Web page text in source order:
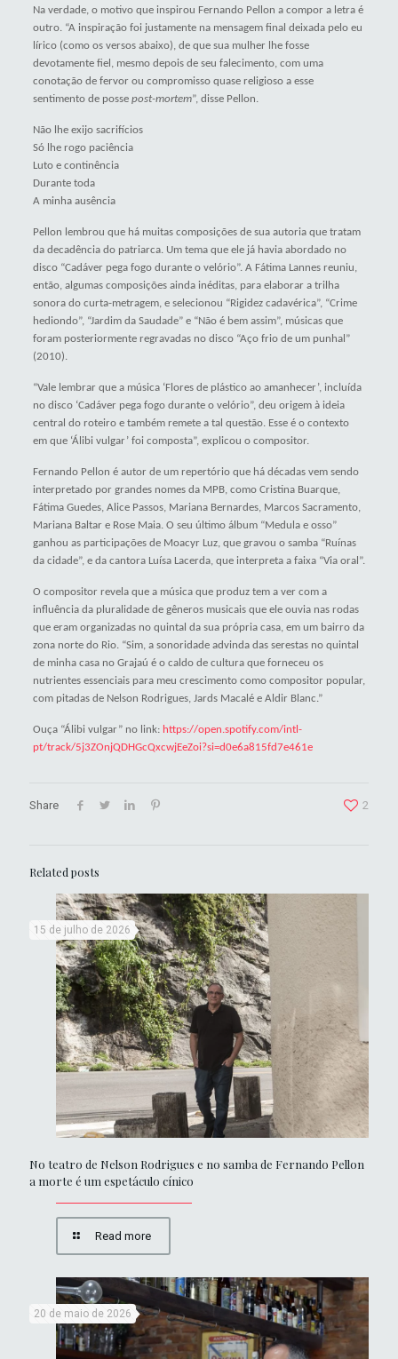
Na verdade, o motivo que inspirou Fernando Pellon a compor a letra é
outro. “A inspiração foi justamente na mensagem final deixada pelo eu
lírico (como os versos abaixo), de que sua mulher lhe fosse
devotamente fiel, mesmo depois de seu falecimento, com uma
conotação de fervor ou compromisso quase religioso a esse
sentimento de posse post-mortem”, disse Pellon.
Não lhe exijo sacrifícios
Só lhe rogo paciência
Luto e continência
Durante toda
A minha ausência
Pellon lembrou que há muitas composições de sua autoria que tratam
da decadência do patriarca. Um tema que ele já havia abordado no
disco “Cadáver pega fogo durante o velório”. A Fátima Lannes reuniu,
então, algumas composições ainda inéditas, para elaborar a trilha
sonora do curta-metragem, e selecionou “Rigidez cadavérica”, “Crime
hediondo”, “Jardim da Saudade” e “Não é bem assim”, músicas que
foram posteriormente regravadas no disco “Aço frio de um punhal”
(2010).
“Vale lembrar que a música ‘Flores de plástico ao amanhecer’, incluída
no disco ‘Cadáver pega fogo durante o velório”, deu origem à ideia
central do roteiro e também remete a tal questão. Esse é o contexto
em que ‘Álibi vulgar’ foi composta”, explicou o compositor.
Fernando Pellon é autor de um repertório que há décadas vem sendo
interpretado por grandes nomes da MPB, como Cristina Buarque,
Fátima Guedes, Alice Passos, Mariana Bernardes, Marcos Sacramento,
Mariana Baltar e Rose Maia. O seu último álbum “Medula e osso”
ganhou as participações de Moacyr Luz, que gravou o samba “Ruínas
da cidade”, e da cantora Luísa Lacerda, que interpreta a faixa “Via oral”.
O compositor revela que a música que produz tem a ver com a
influência da pluralidade de gêneros musicais que ele ouvia nas rodas
que eram organizadas no quintal da sua própria casa, em um bairro da
zona norte do Rio. “Sim, a sonoridade advinda das serestas no quintal
de minha casa no Grajaú é o caldo de cultura que forneceu os
nutrientes essenciais para meu crescimento como compositor popular,
com pitadas de Nelson Rodrigues, Jards Macalé e Aldir Blanc.”
Ouça “Álibi vulgar” no link: https://open.spotify.com/intl-
pt/track/5j3ZOnjQDHGcQxcwjEeZoi?si=d0e6a815fd7e461e
Share 2
Related posts
15 de julho de 2026
No teatro de Nelson Rodrigues e no samba de Fernando Pellon
a morte é um espetáculo cínico
Read more
20 de maio de 2026